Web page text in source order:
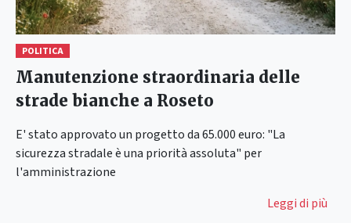
POLITICA
Manutenzione straordinaria delle
strade bianche a Roseto
E' stato approvato un progetto da 65.000 euro: "La
sicurezza stradale è una priorità assoluta" per
l'amministrazione
Leggi di più